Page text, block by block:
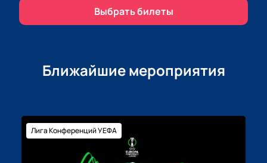
каждый акт — это шаг навстречу пониманию и
осмыслению вечных тем. Спешите купить билеты
Выбрать билеты
Ближайшие мероприятия
Лига Конференций УЕФА